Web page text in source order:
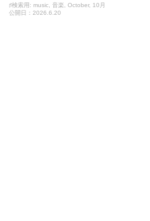
♯検索用: music, 音楽, October, 10月
公開日：2026.6.20